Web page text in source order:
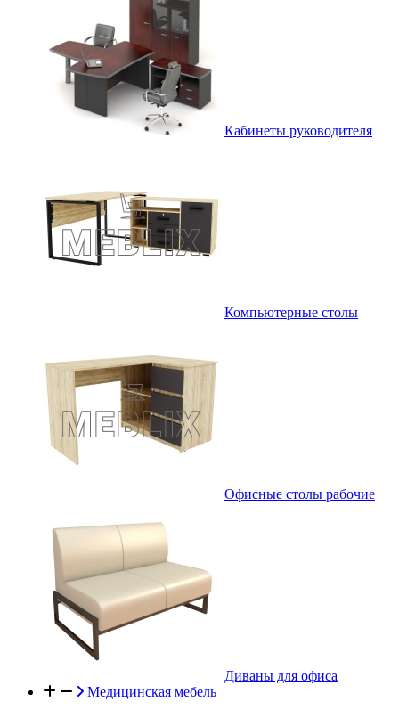
Кабинеты руководителя
Компьютерные столы
Офисные столы рабочие
Диваны для офиса
Медицинская мебель